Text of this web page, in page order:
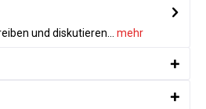
und diskutieren...
mehr